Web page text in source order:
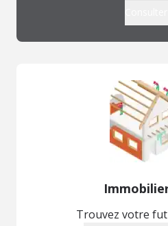
Trouvez votre